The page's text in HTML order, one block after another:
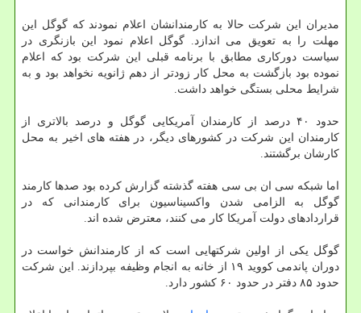
مدیران این شرکت حالا به کارمندانشان اعلام نمودند که گوگل این
مهلت را به تعویق می اندازد. گوگل اعلام نمود این بازنگری در
سیاست دورکاری مطابق با برنامه قبلی این شرکت بود که اعلام
نموده بود بازگشت به محل کار زودتر از دهم ژانویه نخواهد بود و به
شرایط محلی بستگی خواهد داشت.
حدود ۴۰ درصد از کارمندان آمریکایی گوگل و درصد بالاتری از
کارمندان این شرکت در کشورهای دیگر، در هفته های اخیر به محل
کارشان برگشتند.
اما شبکه سی ان بی سی هفته گذشته گزارش کرده بود صدها کارمند
گوگل به الزامی شدن واکسیناسیون برای کارمندانی که در
قراردادهای دولت آمریکا کار می کنند، معترض شده اند.
گوگل یکی از اولین شرکتهایی است که از کارمندانش خواست در
دوران پاندمی کووید ۱۹ از خانه به انجام وظیفه بپردازند. این شرکت
حدود ۸۵ دفتر در حدود ۶۰ کشور دارد.